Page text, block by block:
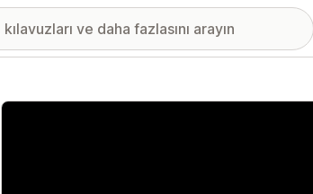
Öne çıkan görsel galerisi